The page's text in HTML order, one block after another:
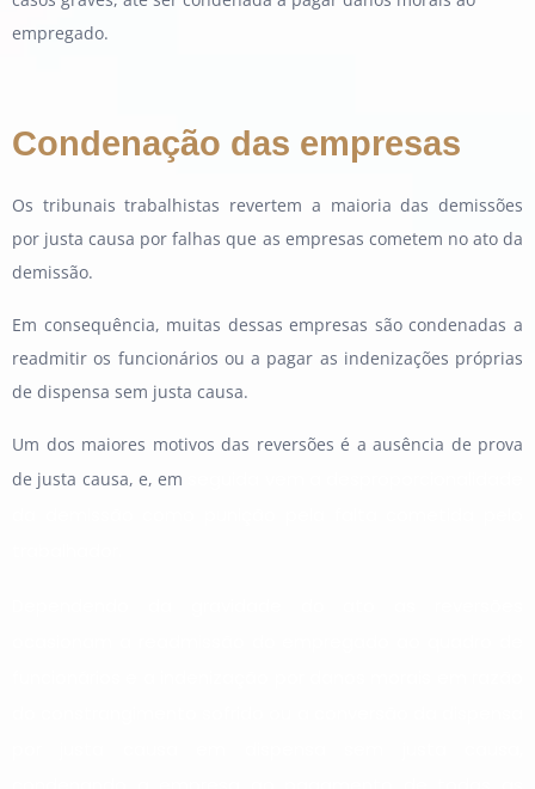
empregado.
Condenação das empresas
Os tribunais trabalhistas revertem a maioria das demissões
por justa causa por falhas que as empresas cometem no ato da
demissão.
Em consequência, muitas dessas empresas são condenadas a
readmitir os funcionários ou a pagar as indenizações próprias
de dispensa sem justa causa.
Um dos maiores motivos das reversões é a ausência de prova
de justa causa, e, em